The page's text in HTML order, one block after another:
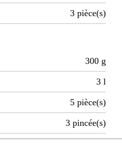
3 pièce(s)
300 g
3 l
5 pièce(s)
3 pincée(s)